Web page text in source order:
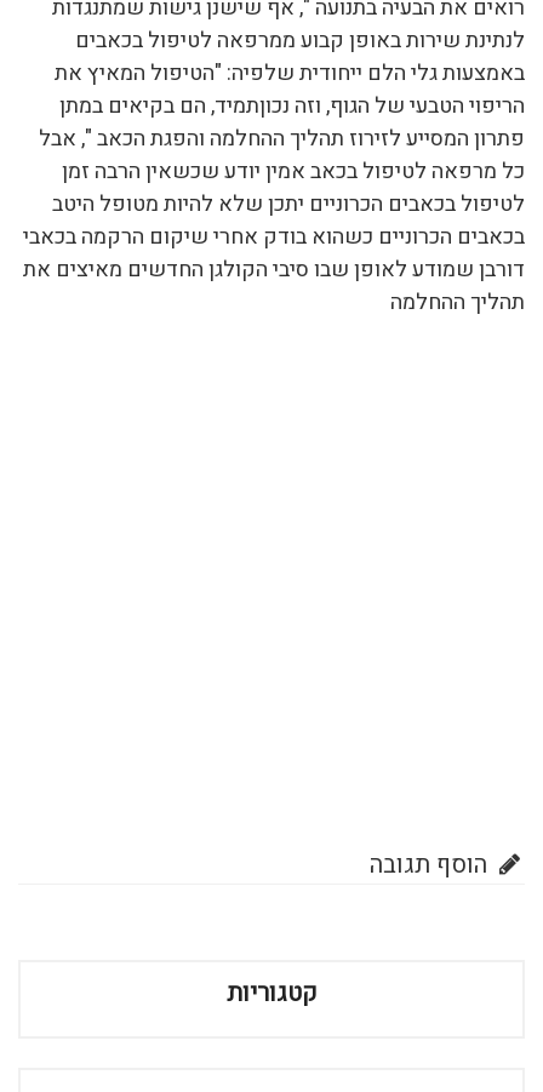
רואים את הבעיה בתנועה ", אף שישנן גישות שמתנגדות
לנתינת שירות באופן קבוע ממרפאה לטיפול בכאבים
באמצעות גלי הלם ייחודית שלפיה: "הטיפול המאיץ את
הריפוי הטבעי של הגוף, וזה נכוןתמיד, הם בקיאים במתן
פתרון המסייע לזירוז תהליך ההחלמה והפגת הכאב ", אבל
כל מרפאה לטיפול בכאב אמין יודע שכשאין הרבה זמן
לטיפול בכאבים הכרוניים יתכן שלא להיות מטופל היטב
בכאבים הכרוניים כשהוא בודק אחרי שיקום הרקמה בכאבי
דורבן שמודע לאופן שבו סיבי הקולגן החדשים מאיצים את
תהליך ההחלמה
הוסף תגובה
קטגוריות